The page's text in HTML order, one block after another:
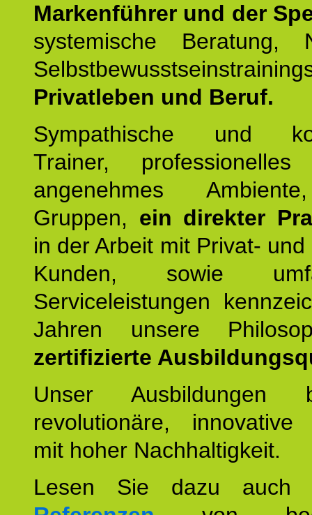
Markenführer und der
systemische Beratung,
Privatleben und Beruf.
Sympathische und
Trainer, professionelles
angenehmes
Gruppen, ein direkter
in der Arbeit mit Privat-
Kunden, sowie
Serviceleistungen
Jahren unsere
zertifizierte
Unser Ausbildungen
revolutionäre, innovative
mit hoher Nachhaltigkeit.
Lesen Sie dazu